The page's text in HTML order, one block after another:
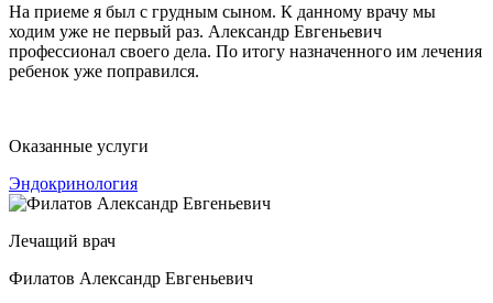
На приеме я был с грудным сыном. К данному врачу мы
ходим уже не первый раз. Александр Евгеньевич
профессионал своего дела. По итогу назначенного им лечения
ребенок уже поправился.
Оказанные услуги
Эндокринология
Лечащий врач
Филатов Александр Евгеньевич